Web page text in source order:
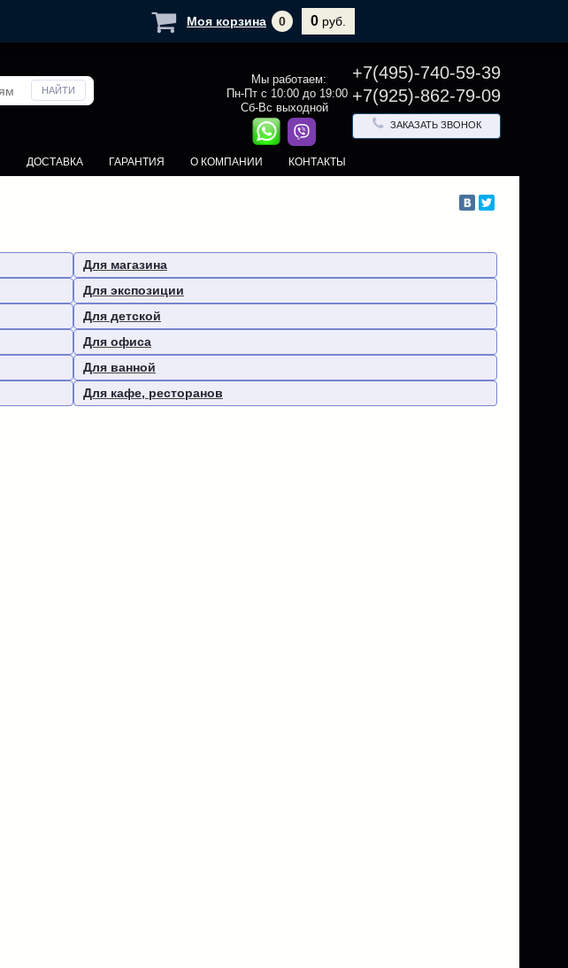
Мы работаем:
Пн-Пт с 10:00 до 19:00
Сб-Вс выходной
+7(495)-740-59-39
+7(925)-862-79-09
ЗАКАЗАТЬ ЗВОНОК
ДОСТАВКА ГАРАНТИЯ О КОМПАНИИ КОНТАКТЫ
Для магазина
Для экспозиции
Для детской
Для офиса
Для ванной
Для кафе, ресторанов
Моя корзина 0 0 руб.